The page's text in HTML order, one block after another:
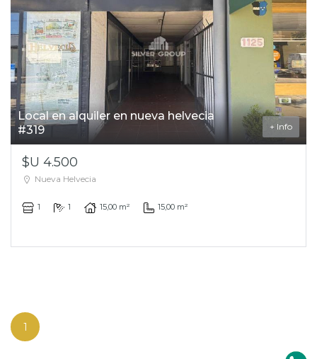
Local en alquiler en nueva helvecia
#319
+ Info
$U 4.500
Nueva Helvecia
1 1 15,00 m² 15,00 m²
1